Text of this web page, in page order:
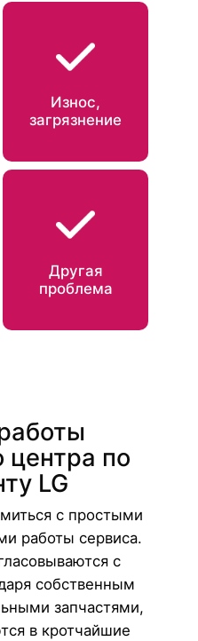
Износ,
загрязнение
Другая
проблема
центра по
LG
с простыми
работы сервиса.
с
собственным
запчастями,
в кротчайшие